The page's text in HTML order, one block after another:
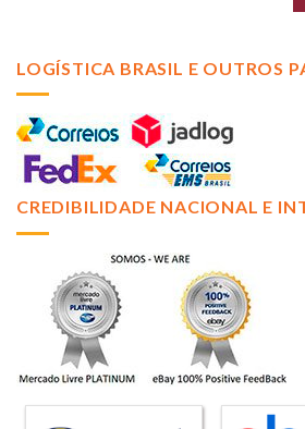
LOGÍSTICA BRASIL E OUTROS
CREDIBILIDADE NACIONAL E